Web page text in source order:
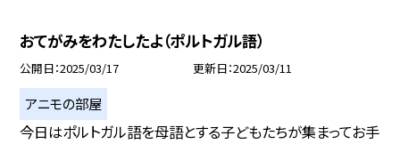
おてがみをわたしたよ（ポルトガル語）
公開日 2025/03/17 更新日 2025/03/11
アニモの部屋
今日はポルトガル語を母語とする子どもたちが集まってお手